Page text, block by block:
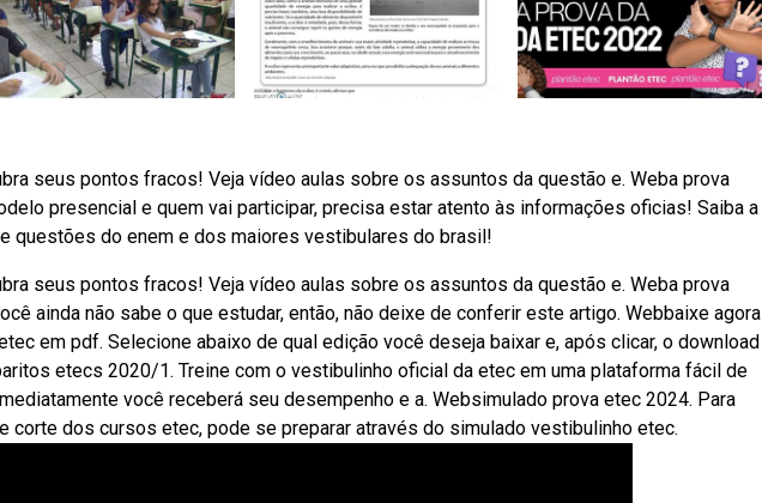
seus pontos fracos! Veja vídeo aulas sobre os assuntos da questão e. Weba prova
presencial e quem vai participar, precisa estar atento às informações oficias! Saiba a
questões do enem e dos maiores vestibulares do brasil!
seus pontos fracos! Veja vídeo aulas sobre os assuntos da questão e. Weba prova
ainda não sabe o que estudar, então, não deixe de conferir este artigo. Webbaixe agora
em pdf. Selecione abaixo de qual edição você deseja baixar e, após clicar, o download
etecs 2020/1. Treine com o vestibulinho oficial da etec em uma plataforma fácil de
você receberá seu desempenho e a. Websimulado prova etec 2024. Para
corte dos cursos etec, pode se preparar através do simulado vestibulinho etec.